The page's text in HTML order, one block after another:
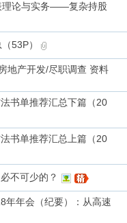
理论与实务——复杂持股
53P）
地产开发/尽职调查 资料
书单推荐汇总下篇（20
书单推荐汇总上篇（20
不可少的？
年年会（纪要）：从高速